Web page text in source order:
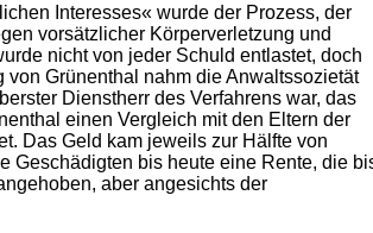
Interesses« wurde der Prozess, der
vorsätzlicher Körperverletzung und
nicht von jeder Schuld entlastet, doch
Grünenthal nahm die Anwaltssozietät
Dienstherr des Verfahrens war, das
einen Vergleich mit den Eltern der
Das Geld kam jeweils zur Hälfte von
Geschädigten bis heute eine Rente, die
aber angesichts der